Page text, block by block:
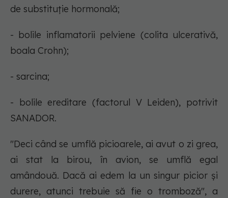
de substituție hormonală;
- bolile inflamatorii pelviene (colita ulcerativă,
boala Crohn);
- sarcina;
- bolile ereditare (factorul V Leiden), potrivit
SANADOR.
"Deci când se umflă picioarele, ai avut o zi grea,
ai stat la birou, în avion, se umflă egal
amândouă. Dacă ai edem la un singur picior și
durere, atunci trebuie să fie o tromboză", a